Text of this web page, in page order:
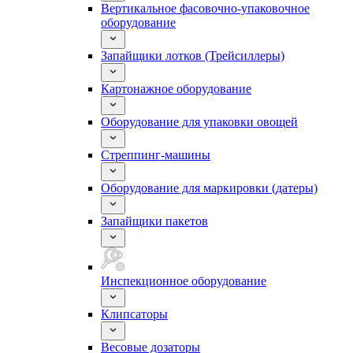
Вертикальное фасовочно-упаковочное
оборудование
Запайщики лотков (Трейсиллеры)
Картонажное оборудование
Оборудование для упаковки овощей
Стреппинг-машины
Оборудование для маркировки (датеры)
Запайщики пакетов
Инспекционное оборудование
Клипсаторы
Весовые дозаторы